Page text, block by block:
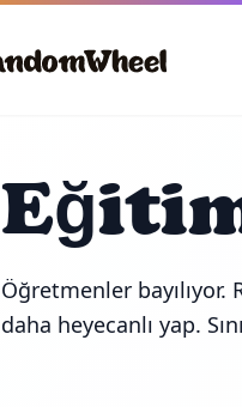
Öğretmenler
daha heyecanlı yap.